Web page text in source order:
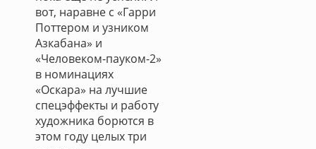
вот, наравне с «Гарри
Поттером и узником
Азкабана» и
«Человеком-пауком-2»
в номинациях
«Оскара» на лучшие
спецэффекты и работу
художника борются в
этом году целых три